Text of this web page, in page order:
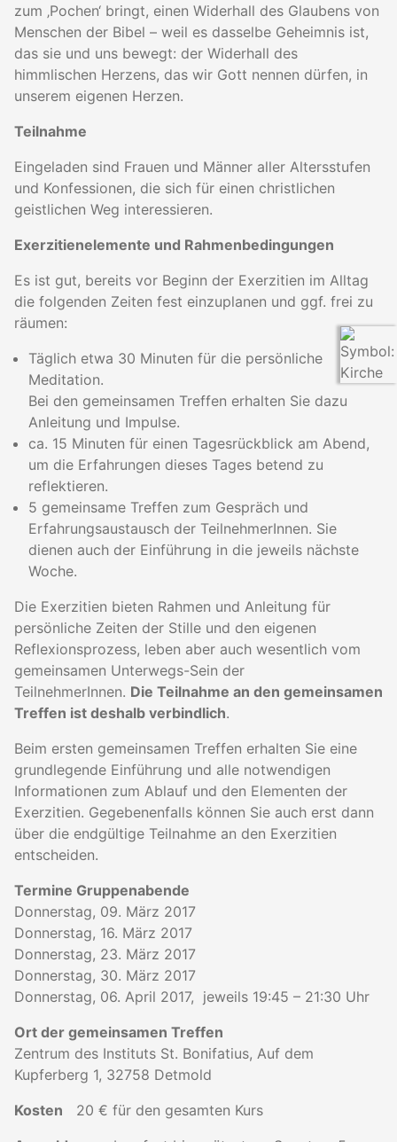
zum ‚Pochen‘ bringt, einen Widerhall des Glaubens von
Menschen der Bibel – weil es dasselbe Geheimnis ist,
das sie und uns bewegt: der Widerhall des
himmlischen Herzens, das wir Gott nennen dürfen, in
unserem eigenen Herzen.
Teilnahme
Eingeladen sind Frauen und Männer aller Altersstufen
und Konfessionen, die sich für einen christlichen
geistlichen Weg interessieren.
Exerzitienelemente und Rahmenbedingungen
Es ist gut, bereits vor Beginn der Exerzitien im Alltag
die folgenden Zeiten fest einzuplanen und ggf. frei zu
räumen:
Täglich etwa 30 Minuten für die persönliche
Meditation.
Bei den gemeinsamen Treffen erhalten Sie dazu
Anleitung und Impulse.
ca. 15 Minuten für einen Tagesrückblick am Abend,
um die Erfahrungen dieses Tages betend zu
reflektieren.
5 gemeinsame Treffen zum Gespräch und
Erfahrungsaustausch der TeilnehmerInnen. Sie
dienen auch der Einführung in die jeweils nächste
Woche.
Die Exerzitien bieten Rahmen und Anleitung für
persönliche Zeiten der Stille und den eigenen
Reflexionsprozess, leben aber auch wesentlich vom
gemeinsamen Unterwegs-Sein der
TeilnehmerInnen. Die Teilnahme an den gemeinsamen
Treffen ist deshalb verbindlich.
Beim ersten gemeinsamen Treffen erhalten Sie eine
grundlegende Einführung und alle notwendigen
Informationen zum Ablauf und den Elementen der
Exerzitien. Gegebenenfalls können Sie auch erst dann
über die endgültige Teilnahme an den Exerzitien
entscheiden.
Termine Gruppenabende
Donnerstag, 09. März 2017
Donnerstag, 16. März 2017
Donnerstag, 23. März 2017
Donnerstag, 30. März 2017
Donnerstag, 06. April 2017, jeweils 19:45 – 21:30 Uhr
Ort der gemeinsamen Treffen
Zentrum des Instituts St. Bonifatius, Auf dem
Kupferberg 1, 32758 Detmold
Kosten 20 € für den gesamten Kurs